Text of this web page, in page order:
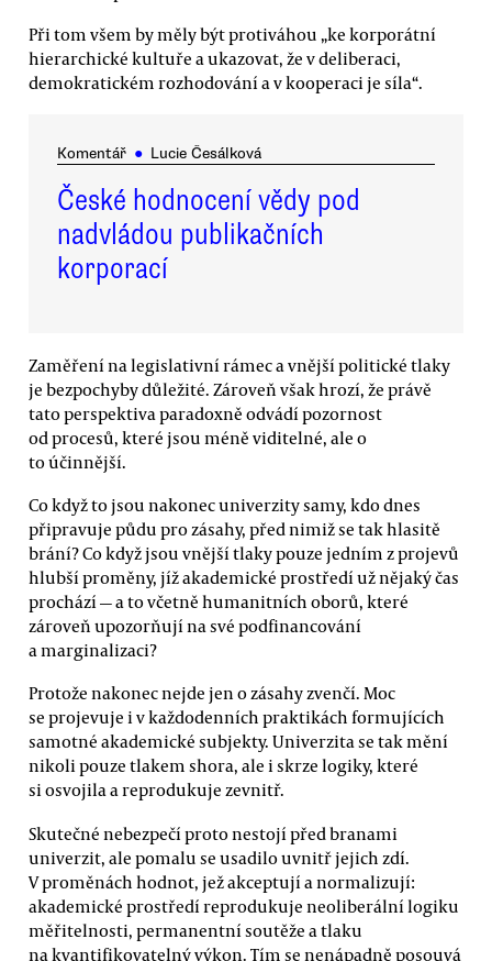
Při tom všem by měly být protiváhou „ke korporátní
hierarchické kultuře a ukazovat, že v deliberaci,
demokratickém rozhodování a v kooperaci je síla“.
Komentář ● Lucie Česálková
České hodnocení vědy pod
nadvládou publikačních
korporací
Zaměření na legislativní rámec a vnější politické tlaky
je bezpochyby důležité. Zároveň však hrozí, že právě
tato perspektiva paradoxně odvádí pozornost
od procesů, které jsou méně viditelné, ale o
to účinnější.
Co když to jsou nakonec univerzity samy, kdo dnes
připravuje půdu pro zásahy, před nimiž se tak hlasitě
brání? Co když jsou vnější tlaky pouze jedním z projevů
hlubší proměny, jíž akademické prostředí už nějaký čas
prochází — a to včetně humanitních oborů, které
zároveň upozorňují na své podfinancování
a marginalizaci?
Protože nakonec nejde jen o zásahy zvenčí. Moc
se projevuje i v každodenních praktikách formujících
samotné akademické subjekty. Univerzita se tak mění
nikoli pouze tlakem shora, ale i skrze logiky, které
si osvojila a reprodukuje zevnitř.
Skutečné nebezpečí proto nestojí před branami
univerzit, ale pomalu se usadilo uvnitř jejich zdí.
V proměnách hodnot, jež akceptují a normalizují:
akademické prostředí reprodukuje neoliberální logiku
měřitelnosti, permanentní soutěže a tlaku
na kvantifikovatelný výkon. Tím se nenápadně posouvá